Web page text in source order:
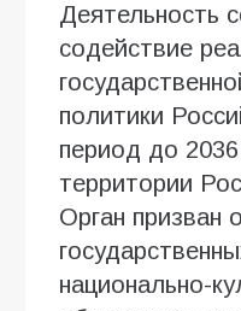
Деятельность
содействие
политики
период до
территории
Орган призван
национально-